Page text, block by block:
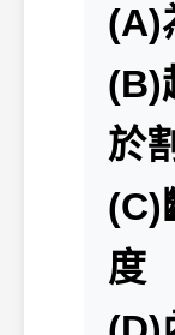
(A)
(B)
於
(C)
度